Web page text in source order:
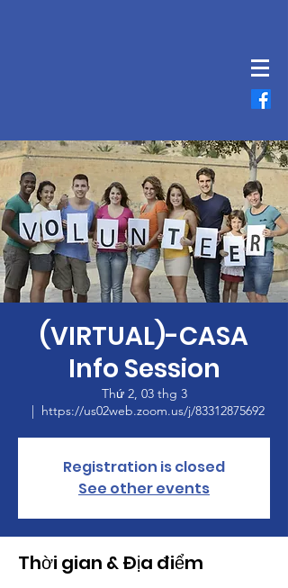
(VIRTUAL)-CASA
Info Session
Thứ 2, 03 thg 3
  |
https://us02web.zoom.us/j/83312875692
Registration is closed
See other events
Thời gian & Địa điểm